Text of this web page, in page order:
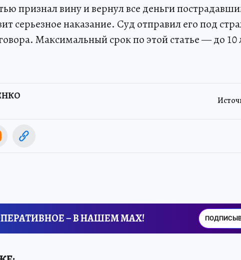
признал вину и вернул все деньги
серьезное наказание. Суд отправил его под
Максимальный срок по этой статье — до
– В НАШЕМ MAX!